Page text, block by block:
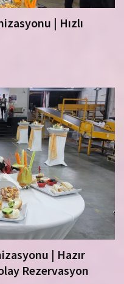
| Hızlı
| Hazır
Rezervasyon